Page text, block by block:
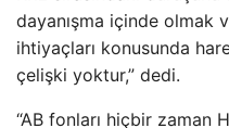
dayanışma içinde olmak
ihtiyaçları konusunda
çelişki yoktur,” dedi.
“AB fonları hiçbir zaman